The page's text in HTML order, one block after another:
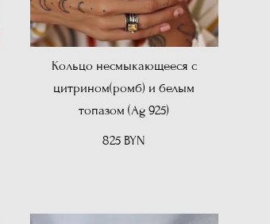
Кольцо несмыкающееся с
цитрином(ромб) и белым
топазом (Ag 925)
825 BYN